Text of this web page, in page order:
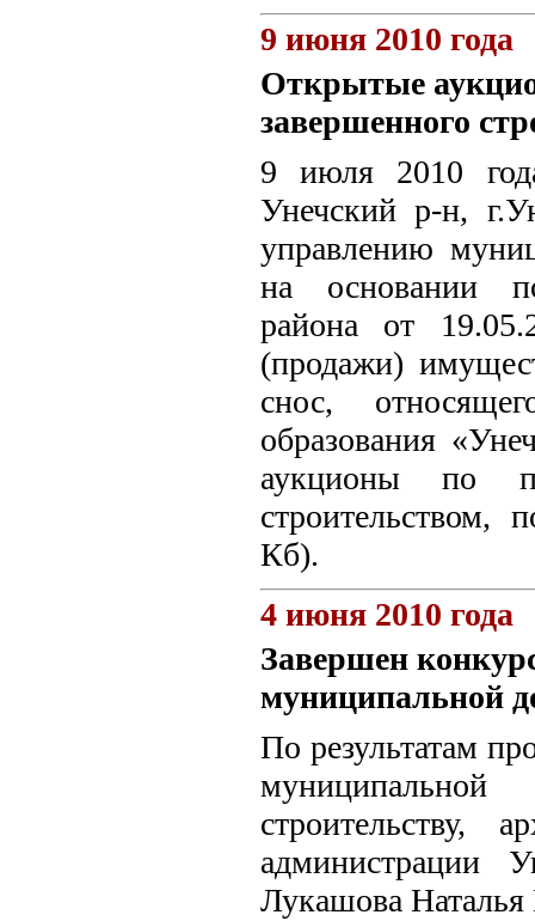
9 июня 2010 года
Открытые
завершенного
9 июля 2010
Унечский р-н,
управлению
на основании
района от
(продажи)
снос,
образования
аукционы по
строительством,
Кб).
4 июня 2010 года
Завершен
муниципальной
По результатам
строительству,
администрации
Лукашова Наталья